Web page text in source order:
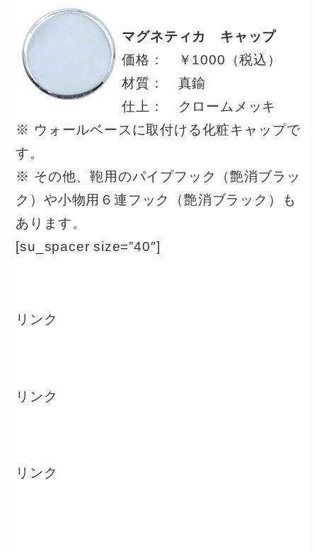
マグネティカ キャップ
価格： ￥1000（税込）
材質： 真鍮
仕上： クロームメッキ
※ ウォールベースに取付ける化粧キャップで
す。
※ その他、鞄用のパイプフック（艶消ブラッ
ク）や小物用６連フック（艶消ブラック）も
あります。
[su_spacer size=”40″]
リンク
リンク
リンク